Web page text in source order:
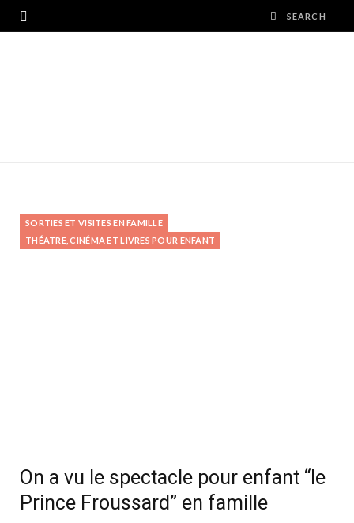
SORTIES ET VISITES EN FAMILLE
THÉATRE, CINÉMA ET LIVRES POUR ENFANT
On a vu le spectacle pour enfant “le
Prince Froussard” en famille